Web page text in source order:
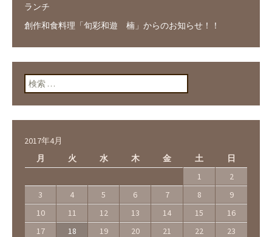
ランチ
創作和食料理「旬彩和遊 楠」からのお知らせ！！
検索:
2017年4月
月
火 水 木 金 土 日
1
2
3
4 5 6 7 8
9
10
11 12 13 14 15
16
17
18 19 20 21 22
23